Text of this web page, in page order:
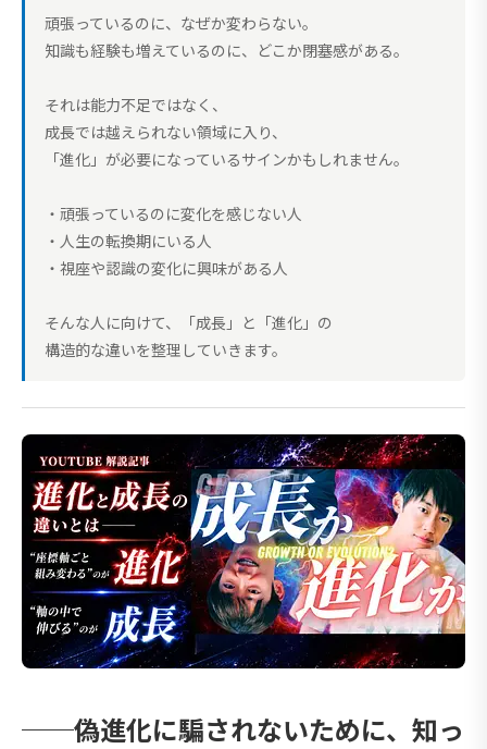
頑張っているのに、なぜか変わらない。
知識も経験も増えているのに、どこか閉塞感がある。
それは能力不足ではなく、
成長では越えられない領域に入り、
「進化」が必要になっているサインかもしれません。
・頑張っているのに変化を感じない人
・人生の転換期にいる人
・視座や認識の変化に興味がある人
そんな人に向けて、「成長」と「進化」の
構造的な違いを整理していきます。
──偽進化に騙されないために、知っ